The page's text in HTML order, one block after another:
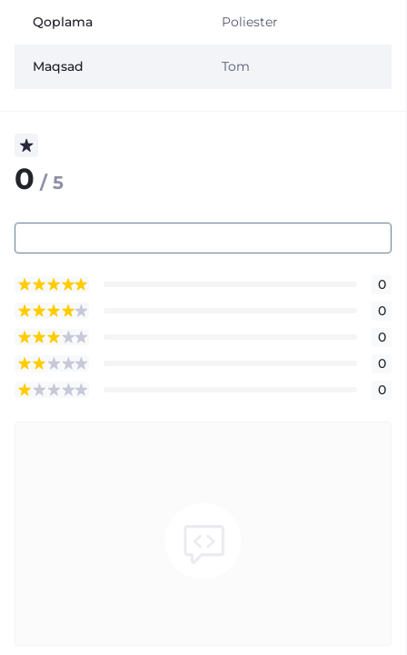
Qoplama Poliester
Maqsad Tom
0 / 5
0
0
0
0
0